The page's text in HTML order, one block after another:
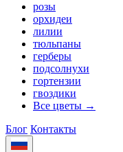
розы
орхидеи
лилии
тюльпаны
герберы
подсолнухи
гортензии
гвоздики
Все цветы →
Блог Контакты